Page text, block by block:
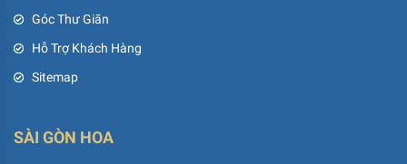
Góc Thư Giãn
Hỗ Trợ Khách Hàng
Sitemap
SÀI GÒN HOA